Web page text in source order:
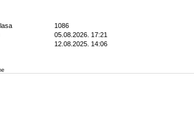
1086
05.08.2026. 17:21
12.08.2025. 14:06